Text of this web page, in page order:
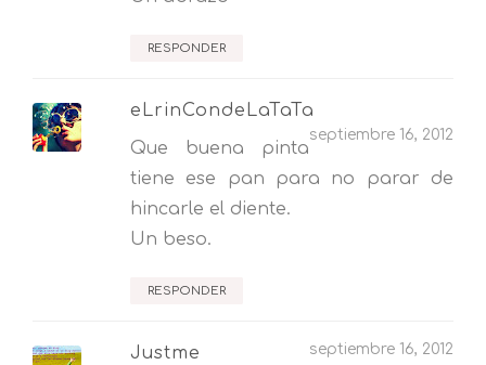
RESPONDER
eLrinCondeLaTaTa
septiembre 16, 2012
Que buena pinta
tiene ese pan para no parar de
hincarle el diente.
Un beso.
RESPONDER
Justme septiembre 16, 2012